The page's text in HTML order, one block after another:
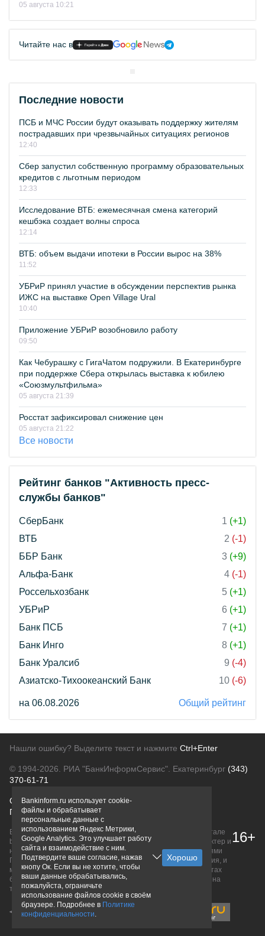
05 августа 10:21
Читайте нас в
Последние новости
ПСБ и МЧС России будут оказывать поддержку жителям
пострадавших при чрезвычайных ситуациях регионов
12:40
Сбер запустил собственную программу образовательных
кредитов с льготным периодом
12:33
Исследование ВТБ: ежемесячная смена категорий
кешбэка создает волны спроса
12:14
ВТБ: объем выдачи ипотеки в России вырос на 38%
11:52
УБРиР принял участие в обсуждении перспектив рынка
ИЖС на выставке Open Village Ural
10:40
Приложение УБРиР возобновило работу
09:50
Как Чебурашку с ГигаЧатом подружили. В Екатеринбурге
при поддержке Сбера открылась выставка к юбилею
«Союзмультфильма»
05 августа 21:39
Росстат зафиксировал снижение цен
05 августа 21:22
Все новости
Рейтинг банков "Активность пресс-
службы банков"
СберБанк 1 (+1)
ВТБ
2 (-1)
ББР Банк
3 (+9)
Альфа-Банк
4 (-1)
Россельхозбанк
5 (+1)
УБРиР
6 (+1)
Банк ПСБ
7 (+1)
Банк Инго
8 (+1)
Банк Уралсиб
9 (-4)
Азиатско-Тихоокеанский Банк
10 (-6)
на 06.08.2026 Общий рейтинг
Нашли ошибку? Выделите текст и нажмите Ctrl+Enter
© 1994-2026. РИА "БанкИнформСервис". Екатеринбург (343)
370-61-71
О проектеПолитика конфиденциальности
Правовая информацияДля рекламодателей
Вся информация о продуктах банков, размещенная на портале
bankinform.ru, носит исключительно ознакомительный характер и
не является публичной офертой, определяемой положениями
ГК РФ. Информация не содержит точного и полного описания, и
может быть изменена. Конечные условия уточняйте на сайтах
банков или при личном обращении. Исключительное право на
товарные знаки принадлежит их правообладателям.
16+
Bankinform.ru использует cookie-
файлы и обрабатывает
персональные данные с
использованием Яндекс Метрики,
Google Analytics. Это улучшает работу
сайта и взаимодействие с ним.
Подтвердите ваше согласие, нажав
кнопу Ок. Если вы не хотите, чтобы
ваши данные обрабатывались,
пожалуйста, ограничьте
использование файлов cookie в своём
браузере. Подробнее в Политике
конфиденциальности.